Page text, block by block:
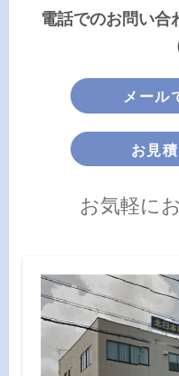
電話でのお問い合
メール
お見
お気軽に